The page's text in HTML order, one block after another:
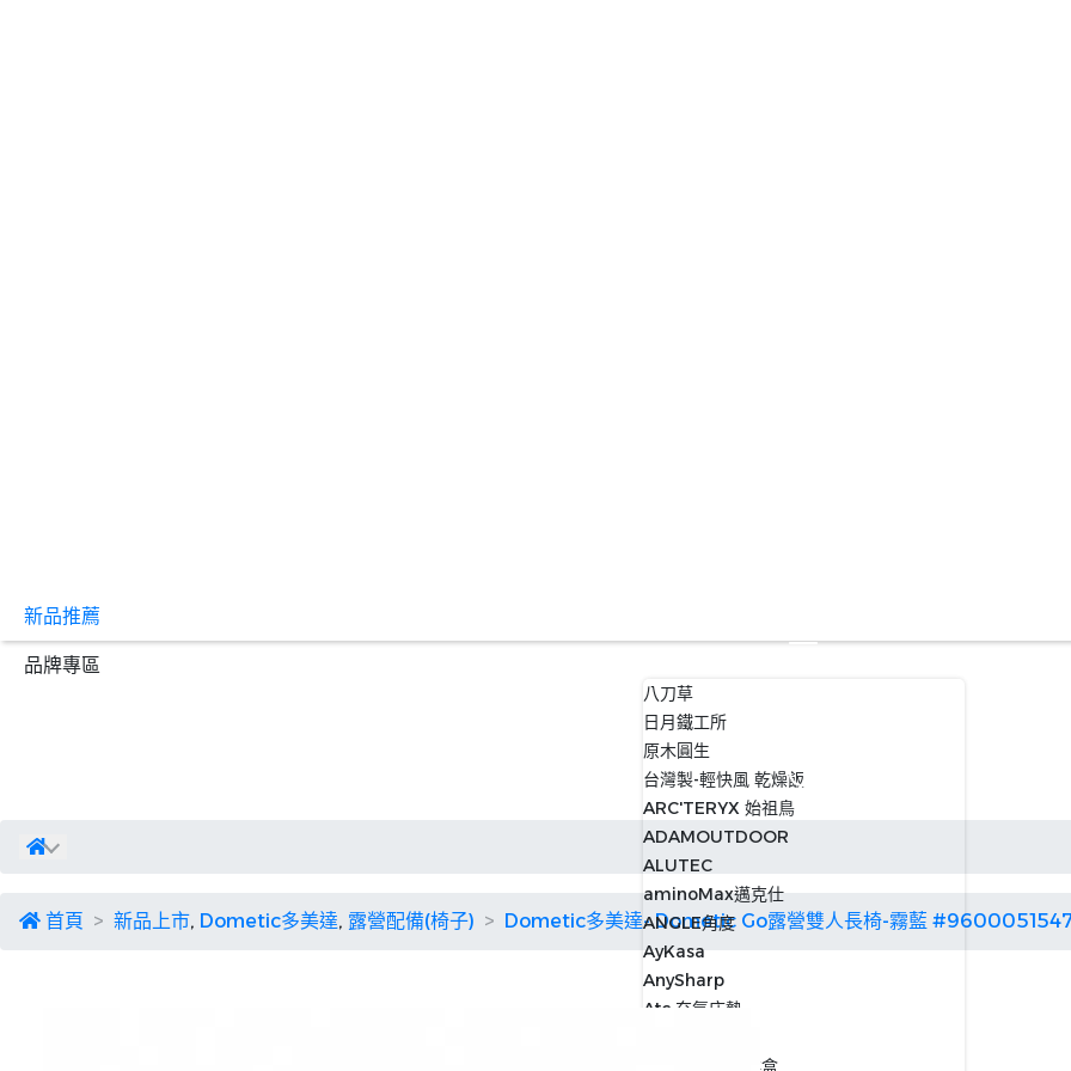
新品推薦
品牌專區
八刀草
日月鐵工所
原木圓生
台灣製-輕快風 乾燥飯
ARC'TERYX 始祖鳥
ADAMOUTDOOR
ALUTEC
aminoMax邁克仕
ANGLE角度
AyKasa
AnySharp
Atc 充氣床墊
ANKOMN 保鮮盒
首頁 新品上市, Dometic多美達, 露營配備(椅子) Dometic多美達- Dometic Go露營雙人長椅-霧藍